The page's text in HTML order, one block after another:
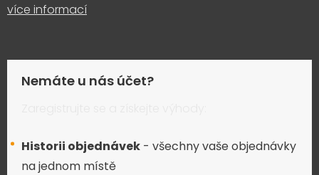
více informací
Nemáte u nás účet?
Historii objednávek - všechny vaše objednávky
na jednom místě